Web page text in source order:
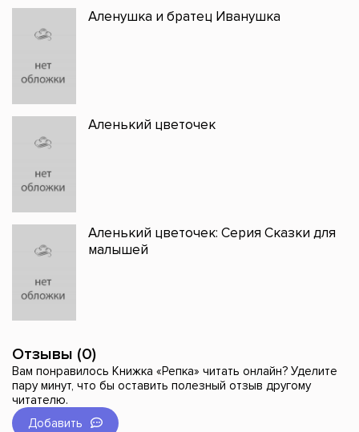
Аленушка и братец Иванушка
Аленький цветочек
Аленький цветочек: Серия Сказки для
малышей
Отзывы (0)
Вам понравилось Книжка «Репка» читать онлайн? Уделите
пару минут, что бы оставить полезный отзыв другому
читателю.
Добавить